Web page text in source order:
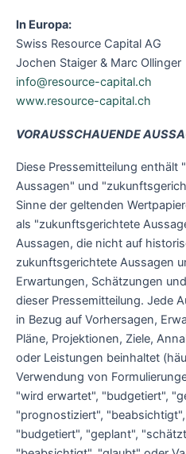
In Europa:
Swiss Resource Capital AG
Jochen Staiger & Marc Ollinger
info@resource-capital.ch
www.resource-capital.ch
VORAUSSCHAUENDE
Diese Pressemitteilung enthält
Aussagen" und
Sinne der geltenden
als "zukunftsgerichtete
Aussagen, die nicht auf
zukunftsgerichtete Aussagen
Erwartungen, Schätzungen
dieser Pressemitteilung. Jede
in Bezug auf Vorhersagen,
Pläne, Projektionen, Ziele,
oder Leistungen beinhaltet
Verwendung von
"wird erwartet", "budgetiert",
"prognostiziert",
"budgetiert", "geplant",